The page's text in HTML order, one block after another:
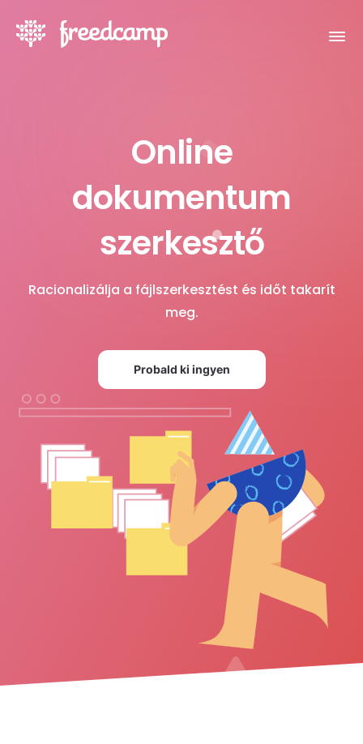
Online
dokumentum
szerkesztő
Racionalizálja a fájlszerkesztést és időt takarít
meg.
Probald ki ingyen